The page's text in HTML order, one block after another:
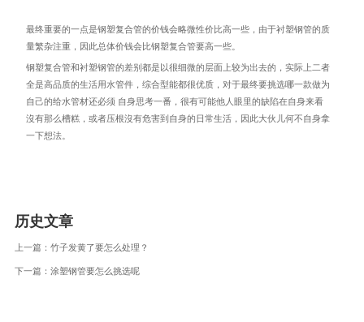
最终重要的一点是钢塑复合管的价钱会略微性价比高一些，由于衬塑钢管的质
量繁杂注重，因此总体价钱会比钢塑复合管要高一些。
钢塑复合管和衬塑钢管的差别都是以很细微的层面上较为出去的，实际上二者
全是高品质的生活用水管件，综合型能都很优质，对于最终要挑选哪一款做为
自己的给水管材还必须 自身思考一番，很有可能他人眼里的缺陷在自身来看
沒有那么槽糕，或者压根沒有危害到自身的日常生活，因此大伙儿何不自身拿
一下想法。
历史文章
上一篇： 竹子发黄了要怎么处理？
下一篇： 涂塑钢管要怎么挑选呢